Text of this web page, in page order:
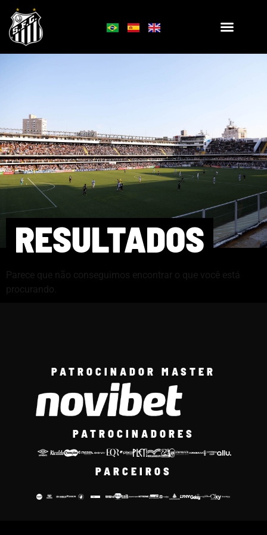
RESULTADOS
Parece que não conseguimos encontrar o que você está
procurando.
PATROCINADOR MASTER
PATROCINADORES
PARCEIROS